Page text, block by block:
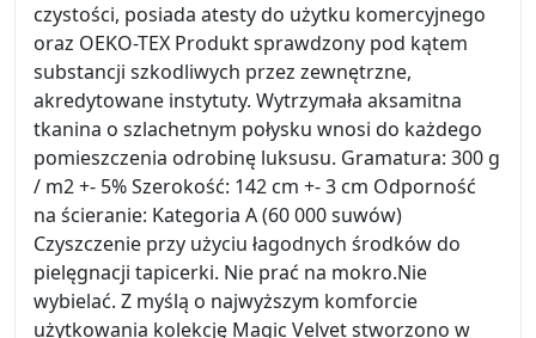
czystości, posiada atesty do użytku komercyjnego
oraz OEKO-TEX Produkt sprawdzony pod kątem
substancji szkodliwych przez zewnętrzne,
akredytowane instytuty. Wytrzymała aksamitna
tkanina o szlachetnym połysku wnosi do każdego
pomieszczenia odrobinę luksusu. Gramatura: 300 g
/ m2 +- 5% Szerokość: 142 cm +- 3 cm Odporność
na ścieranie: Kategoria A (60 000 suwów)
Czyszczenie przy użyciu łagodnych środków do
pielęgnacji tapicerki. Nie prać na mokro.Nie
wybielać. Z myślą o najwyższym komforcie
użytkowania kolekcję Magic Velvet stworzono w